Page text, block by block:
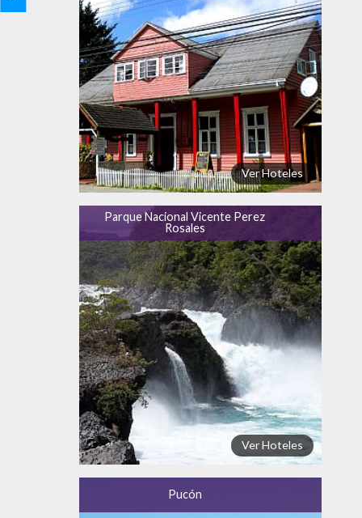
Ver Hoteles
Parque Nacional Vicente Perez
Rosales
Ver Hoteles
Pucón